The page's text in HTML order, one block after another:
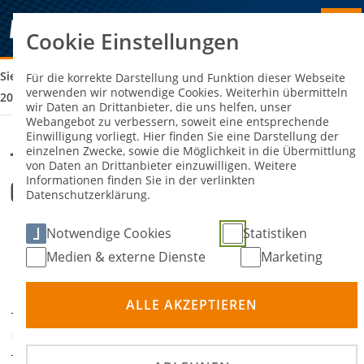
Sie sind hier: 15. ADAC MAIN-KINZIG GLEICHMÄSSIGKEITSRALLYE 2
026
15. ADAC Main-Kinzig
Gleichmäßigkeitsrallye 2026
DATUM
18. Juli 2026Die
Veranstaltung wurde
ORT Wächtersbach
Cookie Einstellungen
Für die korrekte Darstellung und Funktion dieser Webseite
verwenden wir notwendige Cookies. Weiterhin übermitteln
wir Daten an Drittanbieter, die uns helfen, unser
Webangebot zu verbessern, soweit eine entsprechende
Einwilligung vorliegt. Hier finden Sie eine Darstellung der
einzelnen Zwecke, sowie die Möglichkeit in die Übermittlung
von Daten an Drittanbieter einzuwilligen. Weitere
Informationen finden Sie in der verlinkten
Datenschutzerklärung.
Notwendige Cookies
Statistiken
Medien & externe Dienste
Marketing
ALLE AKZEPTIEREN